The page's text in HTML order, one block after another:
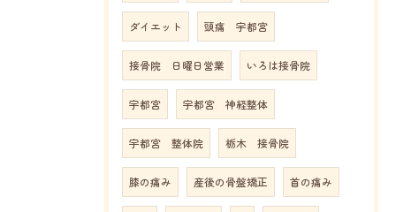
ダイエット 頭痛 宇都宮
接骨院 日曜日営業 いろは接骨院
宇都宮 宇都宮 神経整体
宇都宮 整体院 栃木 接骨院
膝の痛み 産後の骨盤矯正 首の痛み